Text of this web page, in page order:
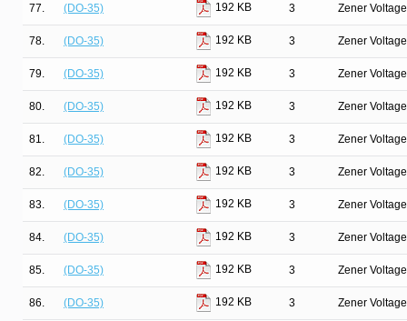
77. (DO-35) 192 KB 3 Zener
78. (DO-35) 192 KB 3 Zener
79. (DO-35) 192 KB 3 Zener
80. (DO-35) 192 KB 3 Zener
81. (DO-35) 192 KB 3 Zener
82. (DO-35) 192 KB 3 Zener
83. (DO-35) 192 KB 3 Zener
84. (DO-35) 192 KB 3 Zener
85. (DO-35) 192 KB 3 Zener
86. (DO-35) 192 KB 3 Zener